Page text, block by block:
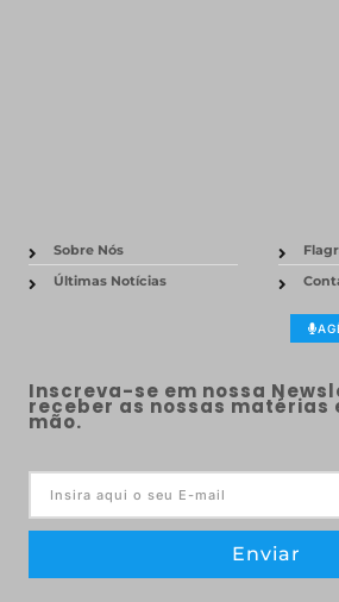
Sobre Nós
Últimas Notícias
Inscreva-se em nossa
receber as nossas matérias
mão.
Enviar